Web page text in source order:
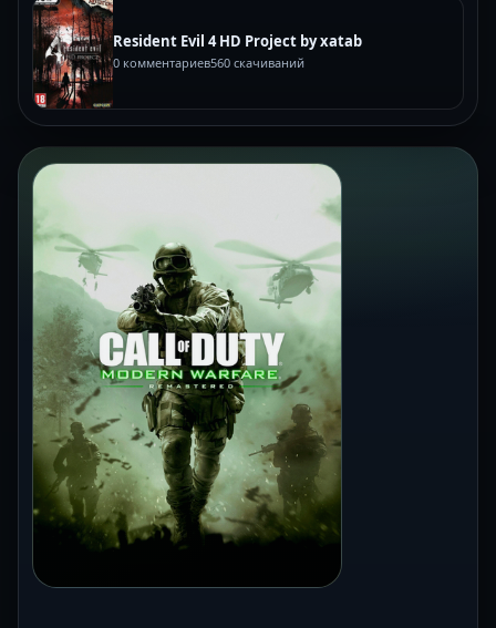
Resident Evil 4 HD Project by xatab
0 комментариев560 скачиваний